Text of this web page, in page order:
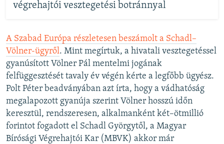
végrehajtói vesztegetési botránnyal
A Szabad Európa részletesen beszámolt a Schadl–
Völner-ügyről. Mint megírtuk, a hivatali vesztegetéssel
gyanúsított Völner Pál mentelmi jogának
felfüggesztését tavaly év végén kérte a legfőbb ügyész.
Polt Péter beadványában azt írta, hogy a vádhatóság
megalapozott gyanúja szerint Völner hosszú időn
keresztül, rendszeresen, alkalmanként két–ötmillió
forintot fogadott el Schadl Györgytől, a Magyar
Bírósági Végrehajtói Kar (MBVK) akkor már